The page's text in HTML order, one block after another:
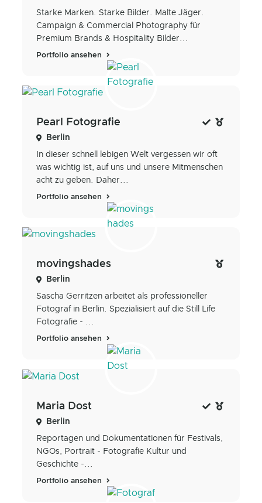
Starke Marken. Starke Bilder. Malte Jäger.
Campaign & Commercial Photography für
Premium Brands & Hospitality Bilder...
Portfolio ansehen
Pearl Fotografie
Berlin
In dieser schnell lebigen Welt vergessen wir oft
was wichtig ist, auf uns und unsere Mitmenschen
acht zu geben. Daher...
Portfolio ansehen
movingshades
Berlin
Sascha Gerritzen arbeitet als professioneller
Fotograf in Berlin. Spezialisiert auf die Still Life
Fotografie - ...
Portfolio ansehen
Maria Dost
Berlin
Reportagen und Dokumentationen für Festivals,
NGOs, Portrait - Fotografie Kultur und
Geschichte -...
Portfolio ansehen